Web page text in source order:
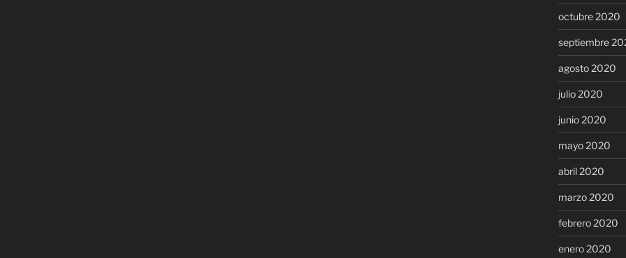
octubre 2020
septiembre
agosto 2020
julio 2020
junio 2020
mayo 2020
abril 2020
marzo 2020
febrero 2020
enero 2020